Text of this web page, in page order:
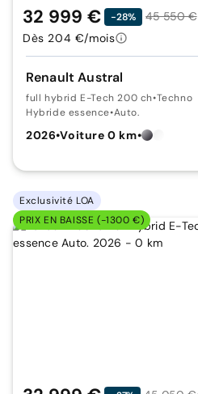
Renault Austral
full hybrid E-Tech 200 ch•Techno
Hybride essence•Auto.
2026•Voiture 0 km•
32 999 € -28%
45 550 €
Dès 204 €/mois
Exclusivité LOA
PRIX EN BAISSE (-1300 €)